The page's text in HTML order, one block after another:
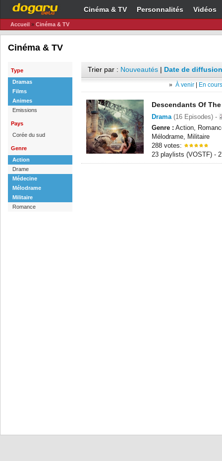
Cinéma & TV Personnalités Vidéos
Accueil » Cinéma & TV
Cinéma & TV
Type
Dramas
Films
Animes
Emissions
Pays
Corée du sud
Genre
Action
Drame
Médecine
Mélodrame
Militaire
Romance
Trier par : Nouveautés | Date de
» À venir En
Descendants Of
Drama(16 Episodes) -
Genre : Action,
Mélodrame, Militaire
288 votes:
23 playlists (VOSTF) -